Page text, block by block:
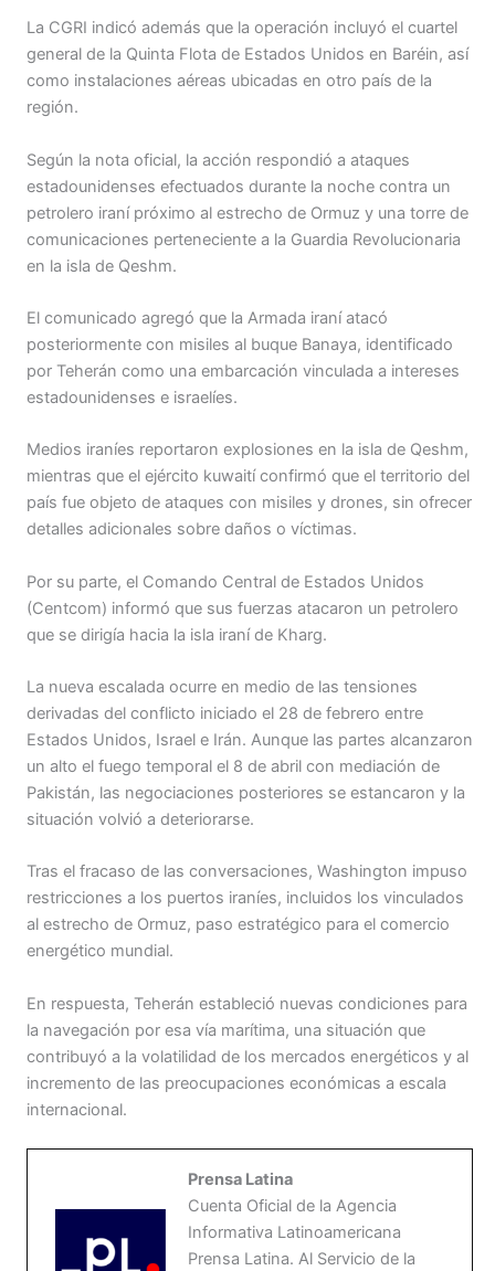
La CGRI indicó además que la operación incluyó el cuartel
general de la Quinta Flota de Estados Unidos en Baréin, así
como instalaciones aéreas ubicadas en otro país de la
región.
Según la nota oficial, la acción respondió a ataques
estadounidenses efectuados durante la noche contra un
petrolero iraní próximo al estrecho de Ormuz y una torre de
comunicaciones perteneciente a la Guardia Revolucionaria
en la isla de Qeshm.
El comunicado agregó que la Armada iraní atacó
posteriormente con misiles al buque Banaya, identificado
por Teherán como una embarcación vinculada a intereses
estadounidenses e israelíes.
Medios iraníes reportaron explosiones en la isla de Qeshm,
mientras que el ejército kuwaití confirmó que el territorio del
país fue objeto de ataques con misiles y drones, sin ofrecer
detalles adicionales sobre daños o víctimas.
Por su parte, el Comando Central de Estados Unidos
(Centcom) informó que sus fuerzas atacaron un petrolero
que se dirigía hacia la isla iraní de Kharg.
La nueva escalada ocurre en medio de las tensiones
derivadas del conflicto iniciado el 28 de febrero entre
Estados Unidos, Israel e Irán. Aunque las partes alcanzaron
un alto el fuego temporal el 8 de abril con mediación de
Pakistán, las negociaciones posteriores se estancaron y la
situación volvió a deteriorarse.
Tras el fracaso de las conversaciones, Washington impuso
restricciones a los puertos iraníes, incluidos los vinculados
al estrecho de Ormuz, paso estratégico para el comercio
energético mundial.
En respuesta, Teherán estableció nuevas condiciones para
la navegación por esa vía marítima, una situación que
contribuyó a la volatilidad de los mercados energéticos y al
incremento de las preocupaciones económicas a escala
internacional.
Prensa Latina
Cuenta Oficial de la Agencia
Informativa Latinoamericana
Prensa Latina. Al Servicio de la